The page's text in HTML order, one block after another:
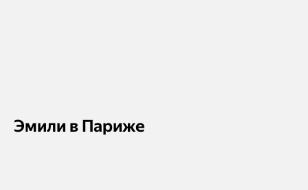
Эмили в Париже